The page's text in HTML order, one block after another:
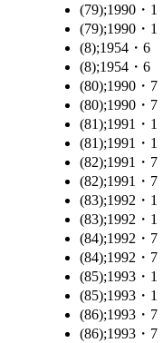
(79);1990・1
(79);1990・1
(8);1954・6
(8);1954・6
(80);1990・7
(80);1990・7
(81);1991・1
(81);1991・1
(82);1991・7
(82);1991・7
(83);1992・1
(83);1992・1
(84);1992・7
(84);1992・7
(85);1993・1
(85);1993・1
(86);1993・7
(86);1993・7